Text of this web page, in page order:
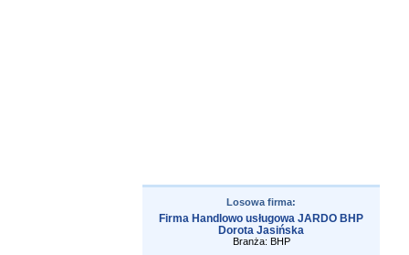
Losowa firma:
Firma Handlowo usługowa JARDO BHP
Dorota Jasińska
Branża: BHP